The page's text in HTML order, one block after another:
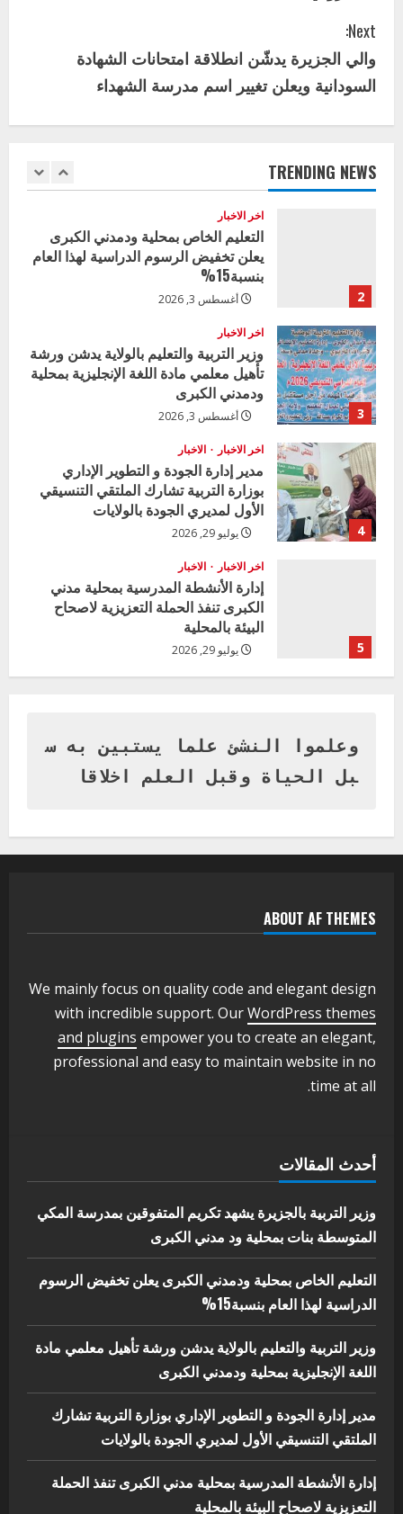
n
t
i
n
u
e
e
a
d
i
n
g
Next:
والي الجزيرة يدشّن انطلاقة امتحانات الشهادة
السودانية ويعلن تغيير اسم مدرسة الشهداء
TRENDING NEWS
5 يوليو 29, 2026
1
اخر الاخبار
2
اخر الاخبار
التعليم الخاص بمحلية ودمدني الكبرى
يعلن تخفيض الرسوم الدراسية لهذا العام
بنسبة15%
أغسطس 3, 2026
3
اخر الاخبار
وزير التربية والتعليم بالولاية يدشن ورشة
تأهيل معلمي مادة اللغة الإنجليزية بمحلية
ودمدني الكبرى
أغسطس 3, 2026
4
اخر الاخبار الاخبار
مدير إدارة الجودة و التطوير الإداري
بوزارة التربية تشارك الملتقي التنسيقي
الأول لمديري الجودة بالولايات
يوليو 29, 2026
5
اخر الاخبار الاخبار
إدارة الأنشطة المدرسية بمحلية مدني
الكبرى تنفذ الحملة التعزيزية لاصحاح
البيئة بالمحلية
يوليو 29, 2026
بنات بمحلية ود مدني الكبرى
أغسطس 3, 2026
يعلن تخفيض الرسوم الدراسية لهذا العام
بنسبة15%
3
وزير التربية والتعليم بالولاية يدشن ورشة
أغسطس 3, 2026
اخر الاخبار الاخبار
مدير إدارة الجودة و التطوير الإداري
بوزارة التربية تشارك الملتقي التنسيقي
5
البيئة بالمحلية
يوليو 29, 2026
وعلموا النشئ علما يستبين به س
بل الحياة وقبل العلم اخلاقا
ABOUT AF THEMES
We mainly focus on quality code and elegant design
with incredible support. OurWordPress themes
and plugins empower you to create an elegant,
professional and easy to maintain website in no
time at all.
أحدث المقالات
وزير التربية بالجزيرة يشهد تكريم المتفوقين بمدرسة المكي
المتوسطة بنات بمحلية ود مدني الكبرى
التعليم الخاص بمحلية ودمدني الكبرى يعلن تخفيض الرسوم
الدراسية لهذا العام بنسبة15%
وزير التربية والتعليم بالولاية يدشن ورشة تأهيل معلمي مادة
اللغة الإنجليزية بمحلية ودمدني الكبرى
مدير إدارة الجودة و التطوير الإداري بوزارة التربية تشارك
الملتقي التنسيقي الأول لمديري الجودة بالولايات
إدارة الأنشطة المدرسية بمحلية مدني الكبرى تنفذ الحملة
التعزيزية لاصحاح البيئة بالمحلية